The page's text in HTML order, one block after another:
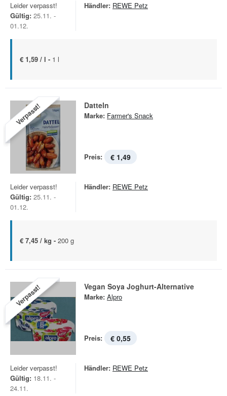
Leider verpasst!
Gültig: 25.11. -
01.12.
Händler: REWE Petz
€ 1,59 / l - 1 l
Verpasst! Datteln
Marke: Farmer's Snack
Preis: € 1,49
Leider verpasst!
Gültig: 25.11. -
01.12.
Händler: REWE Petz
€ 7,45 / kg - 200 g
Verpasst! Vegan Soya Joghurt-Alternative
Marke: Alpro
Preis: € 0,55
Leider verpasst!
Gültig: 18.11. -
24.11.
Händler: REWE Petz